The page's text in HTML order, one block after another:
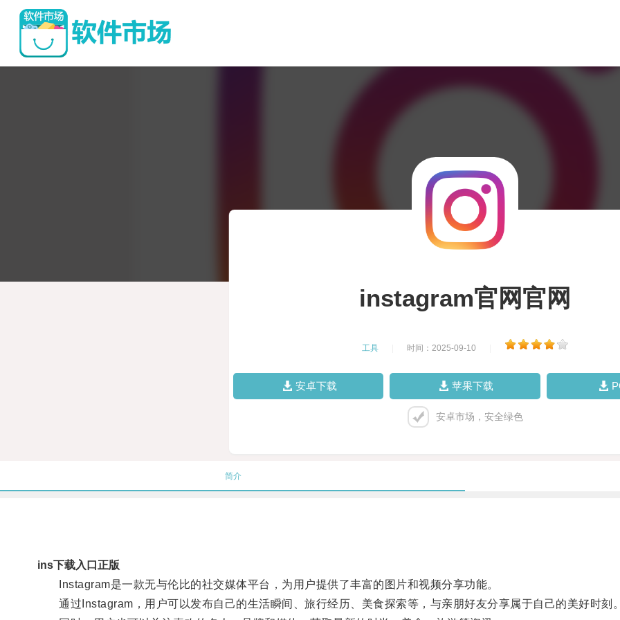
instagram官网官网
工具 时间：2025-09-10
安卓下载 苹果下载
安卓市场，安全绿色
简介
ins下载入口正版
Instagram是一款无与伦比的社交媒体平台，为用户提供了丰富的图片和视频分享功能。
通过Instagram，用户可以发布自己的生活瞬间、旅行经历、美食探索等，与亲朋好友分享属于自己的美好时刻。